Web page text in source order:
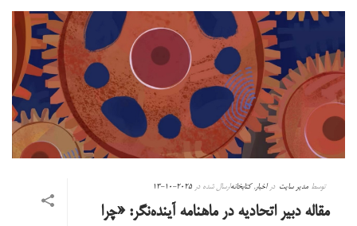
توسط مدیر سایت دراخبار,کتابخانهارسال شده در 2025-10-13
مقاله دبیر اتحادیه در ماهنامه آینده‌نگر: «چرا